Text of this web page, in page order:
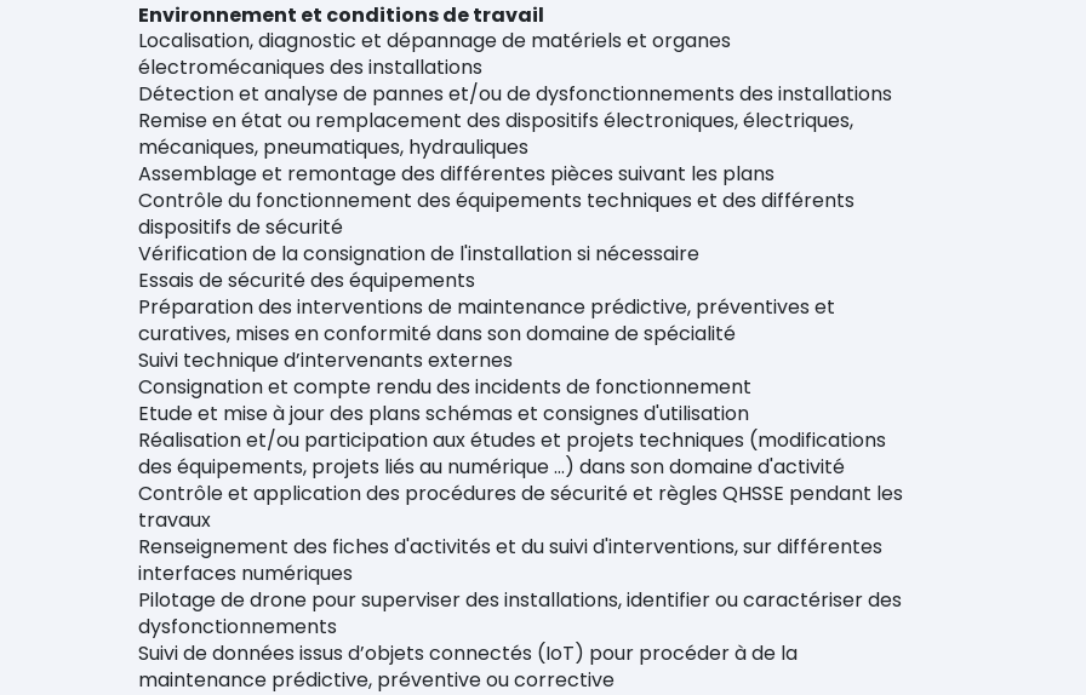
Environnement et conditions de travail
Localisation, diagnostic et dépannage de matériels et organes
électromécaniques des installations
Détection et analyse de pannes et/ou de dysfonctionnements des installations
Remise en état ou remplacement des dispositifs électroniques, électriques,
mécaniques, pneumatiques, hydrauliques
Assemblage et remontage des différentes pièces suivant les plans
Contrôle du fonctionnement des équipements techniques et des différents
dispositifs de sécurité
Vérification de la consignation de l'installation si nécessaire
Essais de sécurité des équipements
Préparation des interventions de maintenance prédictive, préventives et
curatives, mises en conformité dans son domaine de spécialité
Suivi technique d’intervenants externes
Consignation et compte rendu des incidents de fonctionnement
Etude et mise à jour des plans schémas et consignes d'utilisation
Réalisation et/ou participation aux études et projets techniques (modifications
des équipements, projets liés au numérique …) dans son domaine d'activité
Contrôle et application des procédures de sécurité et règles QHSSE pendant les
travaux
Renseignement des fiches d'activités et du suivi d'interventions, sur différentes
interfaces numériques
Pilotage de drone pour superviser des installations, identifier ou caractériser des
dysfonctionnements
Suivi de données issus d’objets connectés (IoT) pour procéder à de la
maintenance prédictive, préventive ou corrective